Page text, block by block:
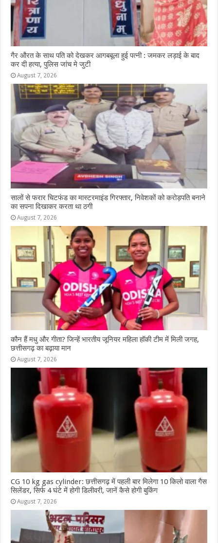
गैर औरत के साथ पति को देखकर आगबबूला हुई पत्नी : जमकर लड़ाई के बाद
कर दी हत्या, पुलिस जांच मे जुटी
August 7, 2026
सालों से फरार चिटफंड का मास्टरमाइंड गिरफ्तार, निवेशकों को करोड़पति बनाने
का सपना दिखाकर करता था ठगी
August 7, 2026
कौन हैं मधु और गीता? जिन्हें भारतीय जूनियर महिला हॉकी टीम में मिली जगह,
छत्तीसगढ़ का बढ़ाया मान
August 7, 2026
CG 10 kg gas cylinder: छत्तीसगढ़ में पहली बार मिलेगा 10 किलो वाला गैस
सिलेंडर, सिर्फ 4 घंटे में होगी डिलीवरी, जानें कैसे होगी बुकिंग
August 7, 2026